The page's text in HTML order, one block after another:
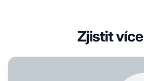
Zjistit více
K čemu se používá Otterly AI: